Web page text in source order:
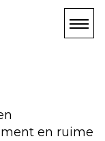
en ruime